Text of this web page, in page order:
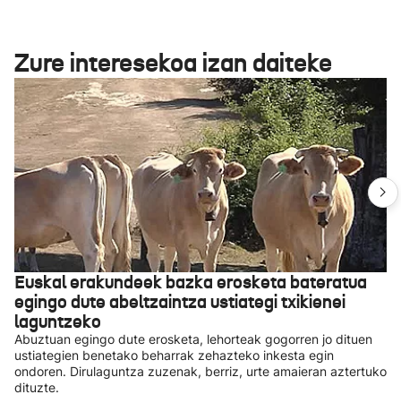
Zure interesekoa izan daiteke
Euskal erakundeek bazka erosketa bateratua
egingo dute abeltzaintza ustiategi txikienei
laguntzeko
Abuztuan egingo dute erosketa, lehorteak gogorren jo dituen
ustiategien benetako beharrak zehazteko inkesta egin
ondoren. Dirulaguntza zuzenak, berriz, urte amaieran aztertuko
dituzte.